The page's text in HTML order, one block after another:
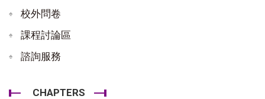
校外問卷
課程討論區
諮詢服務
CHAPTERS